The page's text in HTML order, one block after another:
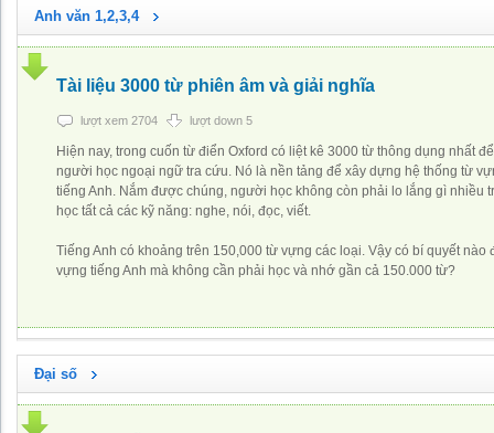
Anh văn 1,2,3,4
Tài liệu 3000 từ phiên âm và giải nghĩa
lượt xem 2704 lượt down 5
Hiện nay, trong cuốn từ điển Oxford có liệt kê 3000 từ thông dụng nhất
người học ngoại ngữ tra cứu. Nó là nền tảng để xây dựng hệ thống từ
tiếng Anh. Nắm được chúng, người học không còn phải lo lắng gì nhiều
học tất cả các kỹ năng: nghe, nói, đọc, viết.
Tiếng Anh có khoảng trên 150,000 từ vựng các loại. Vậy có bí quyết nào
vựng tiếng Anh mà không cần phải học và nhớ gần cả 150.000 từ?
Đại số